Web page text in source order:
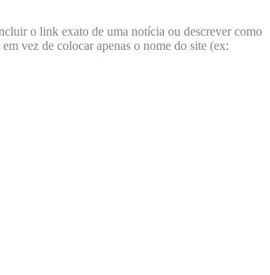
o link exato de uma notícia ou descrever como
vez de colocar apenas o nome do site (ex: